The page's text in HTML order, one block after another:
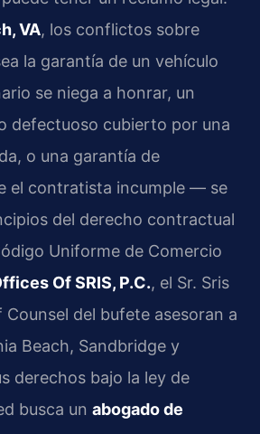
VA, los conflictos sobre
la garantía de un vehículo
se niega a honrar, un
defectuoso cubierto por una
o una garantía de
el contratista incumple — se
del derecho contractual
Uniforme de Comercio
Of SRIS, P.C., el Sr. Sris
Counsel del bufete asesoran a
Beach, Sandbridge y
derechos bajo la ley de
busca un abogado de